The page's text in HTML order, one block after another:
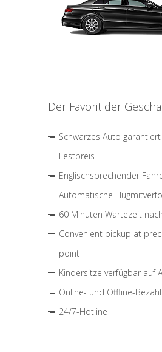
Der Favorit der
Schwarzes Auto garantiert
Festpreis
Englischsprechender
Automatische
60 Minuten Wartezeit
Convenient pickup at
point
Kindersitze verfügbar auf
Online- und Offline-
24/7-Hotline